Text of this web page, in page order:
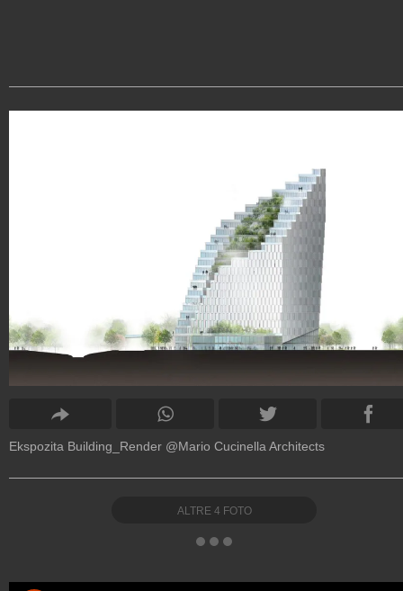
Ekspozita Building_Render @Mario Cucinella Architects
ALTRE 4 FOTO